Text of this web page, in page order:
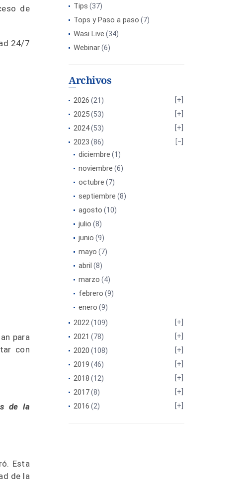
de
24/7
para
con
de la
Esta
de la
Tips (37)
Tops y Paso a paso (7)
Wasi Live (34)
Webinar(6)
Archivos
2026 (21)
2025(53)
2024(53)
2023 (86)
diciembre (1)
noviembre (6)
octubre (7)
septiembre (8)
agosto (10)
julio (8)
junio (9)
mayo (7)
abril (8)
marzo (4)
febrero (9)
enero (9)
2022(109)
2021 (78)
2020 (108)
2019 (46)
2018 (12)
2017(8)
2016 (2)